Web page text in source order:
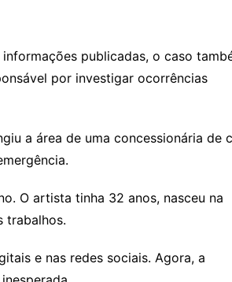
publicadas, o caso
por investigar ocorrências
a área de uma concessionária de
O artista tinha 32 anos, nasceu na
trabalhos.
e nas redes sociais. Agora, a